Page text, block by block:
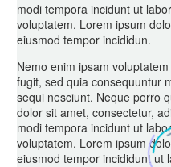
modi tempora incidunt ut
voluptatem. Lorem ipsum
eiusmod tempor incididun.
Nemo enim ipsam
fugit, sed quia consequuntur
sequi nesciunt. Neque porro
dolor sit amet, consectetur,
modi tempora incidunt ut
voluptatem. Lorem ipsum
eiusmod tempor incididunt ut